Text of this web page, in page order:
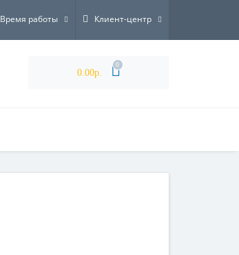
Время работы Клиент-центр
0.00р.
0